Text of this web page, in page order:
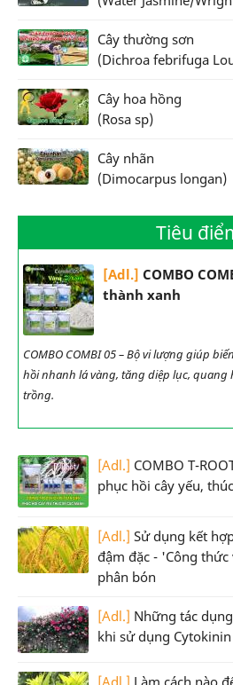
Cây thường sơn
(Dichroa febrifuga
Cây hoa hồng
(Rosa sp)
Cây nhãn
(Dimocarpus longan)
Tiêu
[Adl.] COMBO
thành xanh
COMBO COMBI 05 – Bộ vi lượng giúp
hồi nhanh lá vàng, tăng diệp lục, quang
trồng.
[Adl.] COMBO T-
phục hồi cây yếu,
[Adl.] Sử dụng kết
đậm đặc - 'Công
phân bón
[Adl.] Những tác
khi sử dụng
[Adl.] Làm cách nào